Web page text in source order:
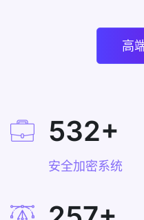
高
532+
安全加密系统